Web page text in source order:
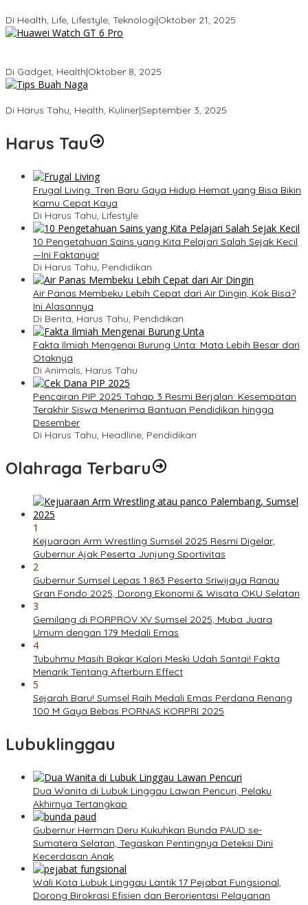
Di Health, Life, Lifestyle, Teknologi|Oktober 21, 2025
Di Gadget, Health|Oktober 8, 2025
Di Harus Tahu, Health, Kuliner|September 3, 2025
Harus Tau
Frugal Living: Tren Baru Gaya Hidup Hemat yang Bisa Bikin
Kamu Cepat Kaya
Di Harus Tahu, Lifestyle
10 Pengetahuan Sains yang Kita Pelajari Salah Sejak Kecil
—Ini Faktanya!
Di Harus Tahu, Pendidikan
Air Panas Membeku Lebih Cepat dari Air Dingin, Kok Bisa?
Ini Alasannya
Di Berita, Harus Tahu, Pendidikan
Fakta Ilmiah Mengenai Burung Unta: Mata Lebih Besar dari
Otaknya
Di Animals, Harus Tahu
Pencairan PIP 2025 Tahap 3 Resmi Berjalan: Kesempatan
Terakhir Siswa Menerima Bantuan Pendidikan hingga
Desember
Di Harus Tahu, Headline, Pendidikan
Olahraga Terbaru
1
Kejuaraan Arm Wrestling Sumsel 2025 Resmi Digelar,
Gubernur Ajak Peserta Junjung Sportivitas
2
Gubernur Sumsel Lepas 1.863 Peserta Sriwijaya Ranau
Gran Fondo 2025, Dorong Ekonomi & Wisata OKU Selatan
3
Gemilang di PORPROV XV Sumsel 2025, Muba Juara
Umum dengan 179 Medali Emas
4
Tubuhmu Masih Bakar Kalori Meski Udah Santai! Fakta
Menarik Tentang Afterburn Effect
5
Sejarah Baru! Sumsel Raih Medali Emas Perdana Renang
100 M Gaya Bebas PORNAS KORPRI 2025
Lubuklinggau
Dua Wanita di Lubuk Linggau Lawan Pencuri, Pelaku
Akhirnya Tertangkap
Gubernur Herman Deru Kukuhkan Bunda PAUD se-
Sumatera Selatan, Tegaskan Pentingnya Deteksi Dini
Kecerdasan Anak
Wali Kota Lubuk Linggau Lantik 17 Pejabat Fungsional,
Dorong Birokrasi Efisien dan Berorientasi Pelayanan